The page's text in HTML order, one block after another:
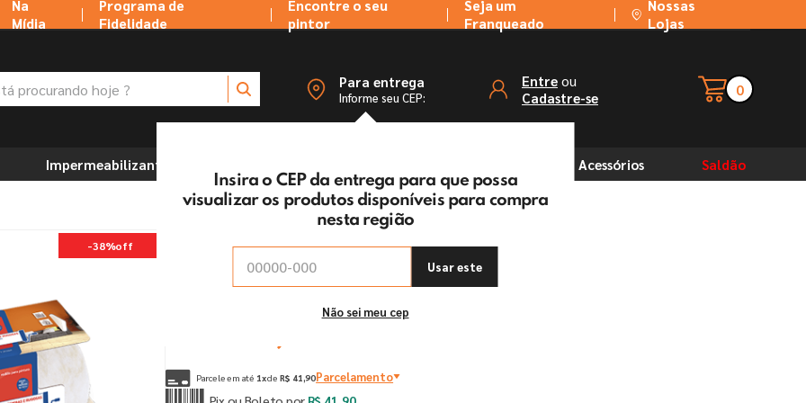
Na
Mídia
Programa de
Fidelidade
Encontre o seu
pintor
Seja um
Franqueado
Nossas
Lojas
Para entrega
Informe seu CEP:
Insira o CEP da entrega para que possa
visualizar os produtos disponíveis para compra
nesta região
Usar este
Não sei meu cep
Entre ou
Cadastre-se 0
Impermeabilizantes Acessórios Saldão
-38%off Rolo La 1391 Tigre
Vendido e entregue por:Tintas MC Ltda
Parcele em até 1xde R$ 41,90Parcelamento